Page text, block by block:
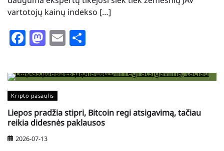
vartotojų kainų indekso […]
Facebook
Mastodon
Email
Kripto pasaulis
Liepos pradžia stipri, Bitcoin regi atsigavimą, tačiau
reikia didesnės paklausos
2026-07-13